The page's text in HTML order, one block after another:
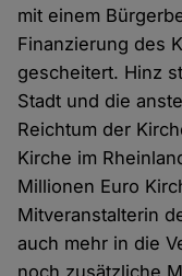
mit einem
Finanzierung des
gescheitert. Hinz
Stadt und die
Reichtum der
Kirche im
Millionen Euro
Mitveranstalterin
auch mehr in die